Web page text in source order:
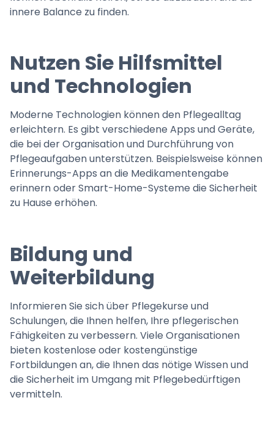
innere Balance zu finden.
Nutzen Sie Hilfsmittel
und Technologien
Moderne Technologien können den Pflegealltag
erleichtern. Es gibt verschiedene Apps und Geräte,
die bei der Organisation und Durchführung von
Pflegeaufgaben unterstützen. Beispielsweise können
Erinnerungs-Apps an die Medikamentengabe
erinnern oder Smart-Home-Systeme die Sicherheit
zu Hause erhöhen.
Bildung und
Weiterbildung
Informieren Sie sich über Pflegekurse und
Schulungen, die Ihnen helfen, Ihre pflegerischen
Fähigkeiten zu verbessern. Viele Organisationen
bieten kostenlose oder kostengünstige
Fortbildungen an, die Ihnen das nötige Wissen und
die Sicherheit im Umgang mit Pflegebedürftigen
vermitteln.